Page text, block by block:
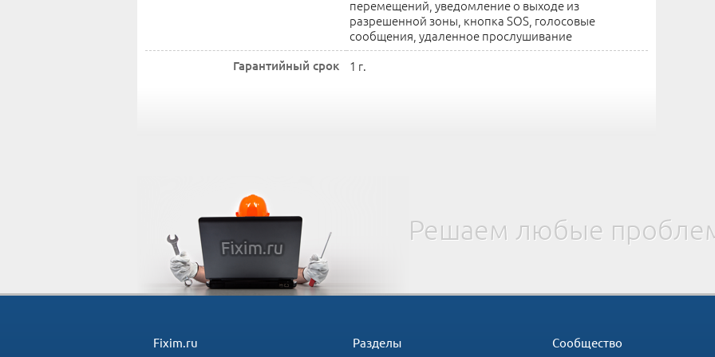
перемещений, уведомление о выходе из
разрешенной зоны, кнопка SOS, голосовые
сообщения, удаленное прослушивание
Гарантийный срок 1 г.
Решаем любые
Fixim.ru Разделы Сообщество